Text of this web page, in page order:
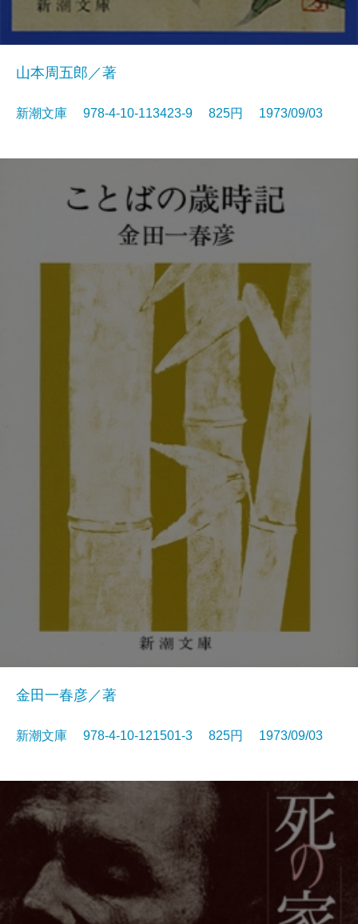
山本周五郎／著
新潮文庫 978-4-10-113423-9 825円 1973/09/03
金田一春彦／著
新潮文庫 978-4-10-121501-3 825円 1973/09/03